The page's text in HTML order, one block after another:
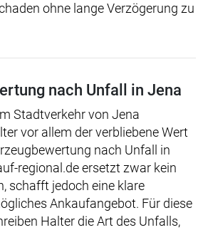
ohne lange Verzögerung zu
nach Unfall in Jena
Stadtverkehr von Jena
vor allem der verbliebene Wert
nach Unfall in
regional.de ersetzt zwar kein
schafft jedoch eine klare
Ankaufangebot. Für diese
Halter die Art des Unfalls,